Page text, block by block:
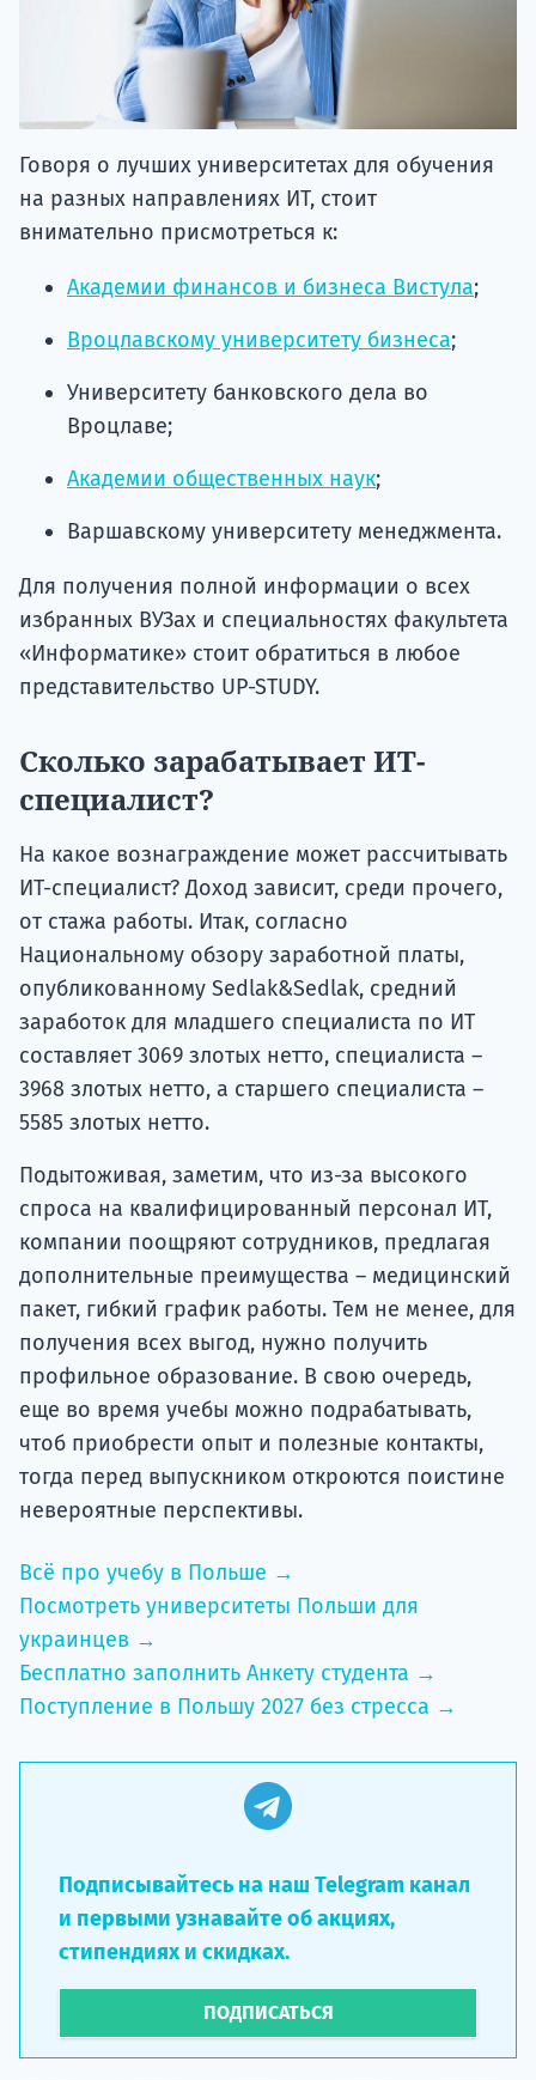
Говоря о лучших университетах для обучения
на разных направлениях ИТ, стоит
внимательно присмотреться к:
Академии финансов и бизнеса Вистула;
Вроцлавскому университету бизнеса;
Университету банковского дела во
Вроцлаве;
Академии общественных наук;
Варшавскому университету менеджмента.
Для получения полной информации о всех
избранных ВУЗах и специальностях факультета
«Информатике» стоит обратиться в любое
представительство UP-STUDY.
Сколько зарабатывает ИТ-
специалист?
На какое вознаграждение может рассчитывать
ИТ-специалист? Доход зависит, среди прочего,
от стажа работы. Итак, согласно
Национальному обзору заработной платы,
опубликованному Sedlak&Sedlak, средний
заработок для младшего специалиста по ИТ
составляет 3069 злотых нетто, специалиста –
3968 злотых нетто, а старшего специалиста –
5585 злотых нетто.
Подытоживая, заметим, что из-за высокого
спроса на квалифицированный персонал ИТ,
компании поощряют сотрудников, предлагая
дополнительные преимущества – медицинский
пакет, гибкий график работы. Тем не менее, для
получения всех выгод, нужно получить
профильное образование. В свою очередь,
еще во время учебы можно подрабатывать,
чтоб приобрести опыт и полезные контакты,
тогда перед выпускником откроются поистине
невероятные перспективы.
Всё про учебу в Польше →
Посмотреть университеты Польши для
украинцев →
Бесплатно заполнить Анкету студента →
Поступление в Польшу 2027 без стресса →
Подписывайтесь на наш Telegram канал
и первыми узнавайте об акциях,
стипендиях и скидках.
ПОДПИСАТЬСЯ